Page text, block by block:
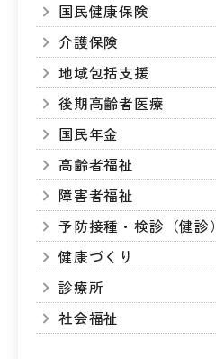
国民健康保険
介護保険
地域包括支援
後期高齢者医療
国民年金
高齢者福祉
障害者福祉
予防接種・検診（健診）
健康づくり
診療所
社会福祉